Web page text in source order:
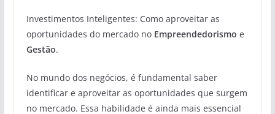
Investimentos Inteligentes: Como aproveitar as
oportunidades do mercado no Empreendedorismo e
Gestão.
No mundo dos negócios, é fundamental saber
identificar e aproveitar as oportunidades que surgem
no mercado. Essa habilidade é ainda mais essencial